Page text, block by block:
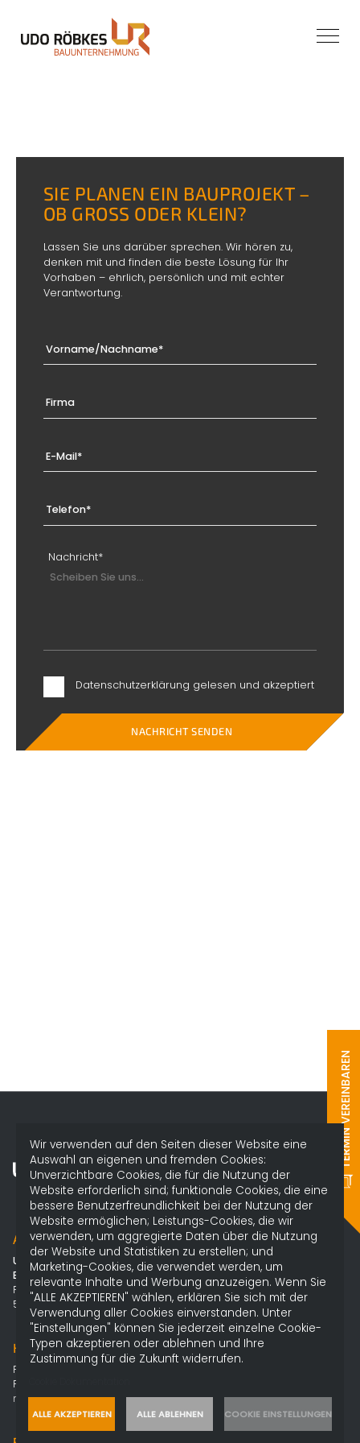
Inhalt
LEFT
RIGHT
NACHRICHT:
SIE PLANEN EIN BAUPROJEKT –
OB GROSS ODER KLEIN?
Lassen Sie uns darüber sprechen. Wir hören zu,
denken mit und finden die beste Lösung für Ihr
Vorhaben – ehrlich, persönlich und mit echter
Verantwortung.
Vorname/Nachname*
Firma
E-Mail*
Telefon*
Nachricht*
Datenschutzerklärung gelesen und akzeptiert
ADRESSE
Udo Röbkes
Bauunternehmung GmbH
Feldstraße 7
50374 Erftstadt
KONTAKT
Fon
02235 9595644
Fax 02235 9595645
mail@roebkes-bau.de
forum
TERMIN VEREINBAREN
Wir verwenden auf den Seiten dieser Website eine
Auswahl an eigenen und fremden Cookies:
Unverzichtbare Cookies, die für die Nutzung der
Website erforderlich sind; funktionale Cookies, die eine
bessere Benutzerfreundlichkeit bei der Nutzung der
Website ermöglichen; Leistungs-Cookies, die wir
verwenden, um aggregierte Daten über die Nutzung
der Website und Statistiken zu erstellen; und
Marketing-Cookies, die verwendet werden, um
relevante Inhalte und Werbung anzuzeigen. Wenn Sie
"ALLE AKZEPTIEREN" wählen, erklären Sie sich mit der
Verwendung aller Cookies einverstanden. Unter
"Einstellungen" können Sie jederzeit einzelne Cookie-
Typen akzeptieren oder ablehnen und Ihre
Zustimmung für die Zukunft widerrufen.
COOKIE EINSTELLUNGEN
ALLE ABLEHNEN
ALLE AKZEPTIEREN